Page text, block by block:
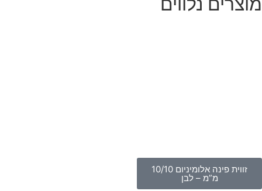
זווית פינה אלומיניום 10/10
מ”מ – לבן